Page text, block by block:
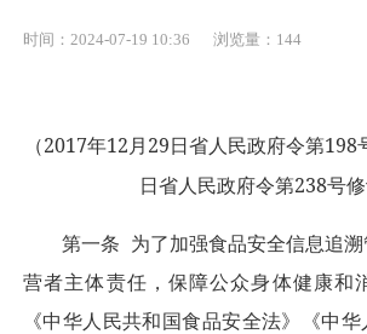
时间：2024-07-19 10:36 浏览量： 144
（2017年12 月 29 日省人民政府令第198
日省人民政府令第238号修
第一条
为了加强食品安全信息追
营者主体责任，保障公众身体健康和
《中华人民共和国食品安全法》《中